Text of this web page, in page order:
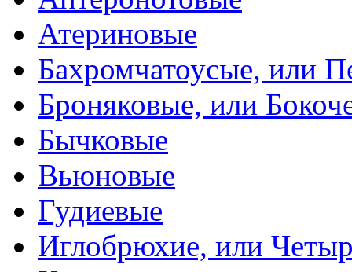
Атериновые
Бахромчатоусые, или
Броняковые, или
Бычковые
Вьюновые
Гудиевые
Иглобрюхие, или